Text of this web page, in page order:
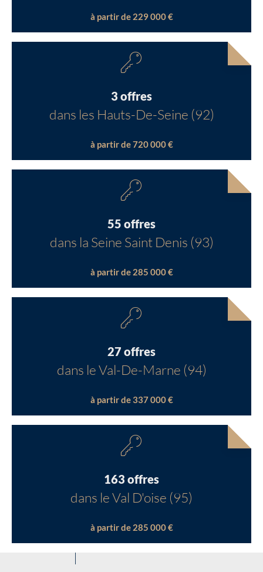
à partir de 229 000 €
3 offres
dans les Hauts-De-Seine (92)
à partir de 720 000 €
55 offres
dans la Seine Saint Denis (93)
à partir de 285 000 €
27 offres
dans le Val-De-Marne (94)
à partir de 337 000 €
163 offres
dans le Val D'oise (95)
à partir de 285 000 €